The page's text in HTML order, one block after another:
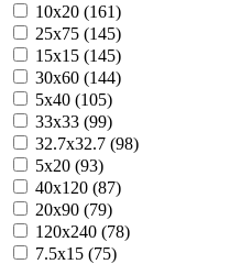
10x20 (161)
25x75 (145)
15x15 (145)
30x60 (144)
5x40 (105)
33x33 (99)
32.7x32.7 (98)
5x20 (93)
40x120 (87)
20x90 (79)
120x240 (78)
7.5x15 (75)